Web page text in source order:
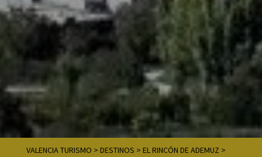
VALENCIA TURISMO > DESTINOS > EL RINCÓN DE ADEMUZ >